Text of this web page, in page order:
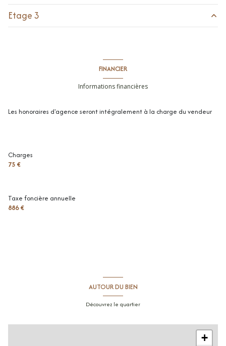
vue Dégagée,null
cuisine
séjour
14.75 m²
Etage 3
FINANCIER
Informations financières
Les honoraires d'agence seront intégralement à la charge du vendeur
Charges
75 €
Taxe foncière annuelle
886 €
AUTOUR DU BIEN
Découvrez le quartier
+